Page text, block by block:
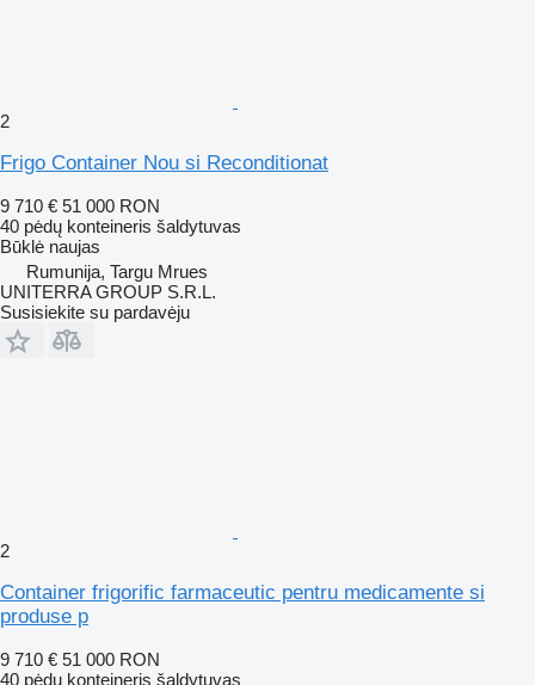
2
Frigo Container Nou si Reconditionat
9 710 € 51 000 RON
40 pėdų konteineris šaldytuvas
Būklė naujas
Rumunija, Targu Mrues
UNITERRA GROUP S.R.L.
Susisiekite su pardavėju
2
Container frigorific farmaceutic pentru medicamente si
produse p
9 710 € 51 000 RON
40 pėdų konteineris šaldytuvas